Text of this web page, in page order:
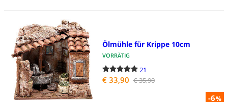
-6%
Ölmühle für Krippe 10cm
VORRÄTIG
21
€ 33,90 € 35,90